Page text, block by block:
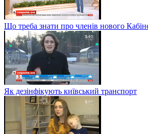
Що треба знати про членів нового
Як дезінфікують київський транспорт